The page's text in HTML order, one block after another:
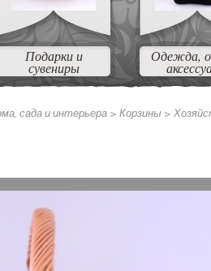
Подарки и
сувениры
Одежда,
сада и интерьера > Корзины >